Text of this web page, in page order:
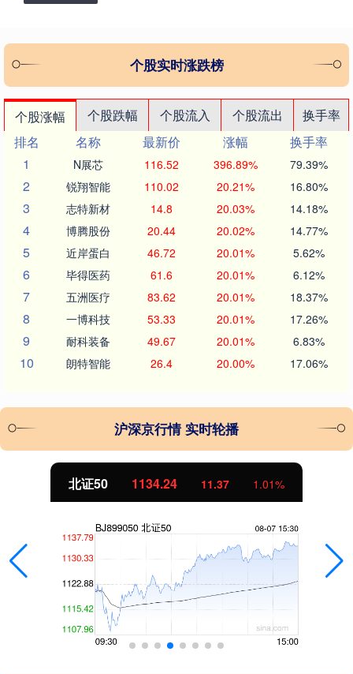
个股实时涨跌榜
个股涨幅 个股跌幅 个股流入 个股流出
换手率
排名
名称 最新价 涨幅
换手率
1
N展芯 116.52 396.89% 79.39%
2 锐翔智能 110.02 20.21% 16.80%
3 志特新材 14.8 20.03% 14.18%
4 博腾股份 20.44 20.02% 14.77%
5 近岸蛋白 46.72 20.01% 5.62%
6 毕得医药 61.6 20.01% 6.12%
7 五洲医疗 83.62 20.01% 18.37%
8 一博科技 53.33 20.01% 17.26%
9 耐科装备 49.67 20.01% 6.83%
10 朗特智能 26.4 20.00% 17.06%
沪深京行情 实时轮播
北证50 1134.24 11.37 1.01%